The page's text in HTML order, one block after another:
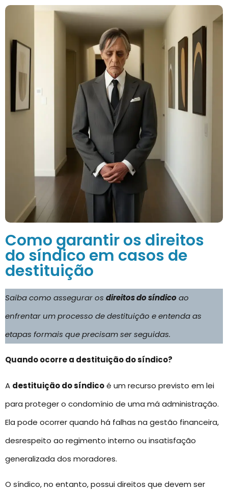
Como garantir os direitos
do síndico em casos de
destituição
Saiba como assegurar os direitos do síndicoao
enfrentar um processo de destituição e entenda as
etapas formais que precisam ser seguidas.
Quando ocorre a destituição do síndico?
A destituição do síndicoé um recurso previsto em lei
para proteger o condomínio de uma má administração.
Ela pode ocorrer quando há falhas na gestão financeira,
desrespeito ao regimento interno ou insatisfação
generalizada dos moradores.
O síndico, no entanto, possui direitos que devem ser